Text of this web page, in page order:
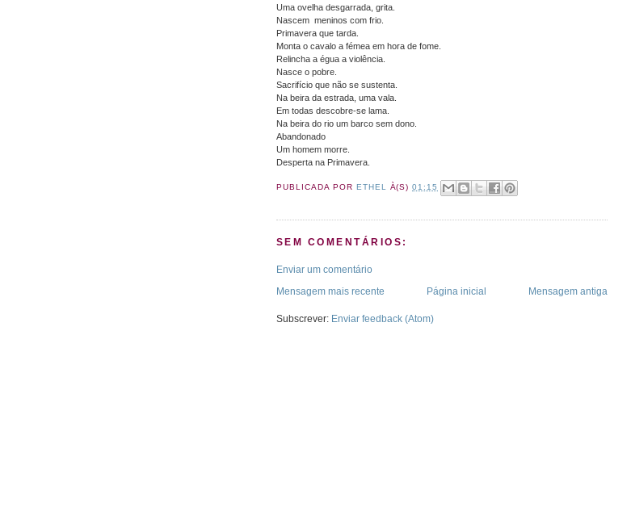
Uma ovelha desgarrada, grita.
Nascem meninos com frio.
Primavera que tarda.
Monta o cavalo a fémea em hora de fome.
Relincha a égua a violência.
Nasce o pobre.
Sacrifício que não se sustenta.
Na beira da estrada, uma vala.
Em todas descobre-se lama.
Na beira do rio um barco sem dono.
Abandonado
Um homem morre.
Desperta na Primavera.
PUBLICADA POR ETHEL À(S)01:15
SEM COMENTÁRIOS:
Enviar um comentário
Mensagem mais recente
Mensagem antiga
Página inicial
Subscrever: Enviar feedback (Atom)